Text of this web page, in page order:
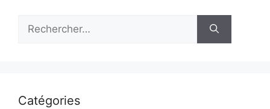
Rechercher :
Catégories